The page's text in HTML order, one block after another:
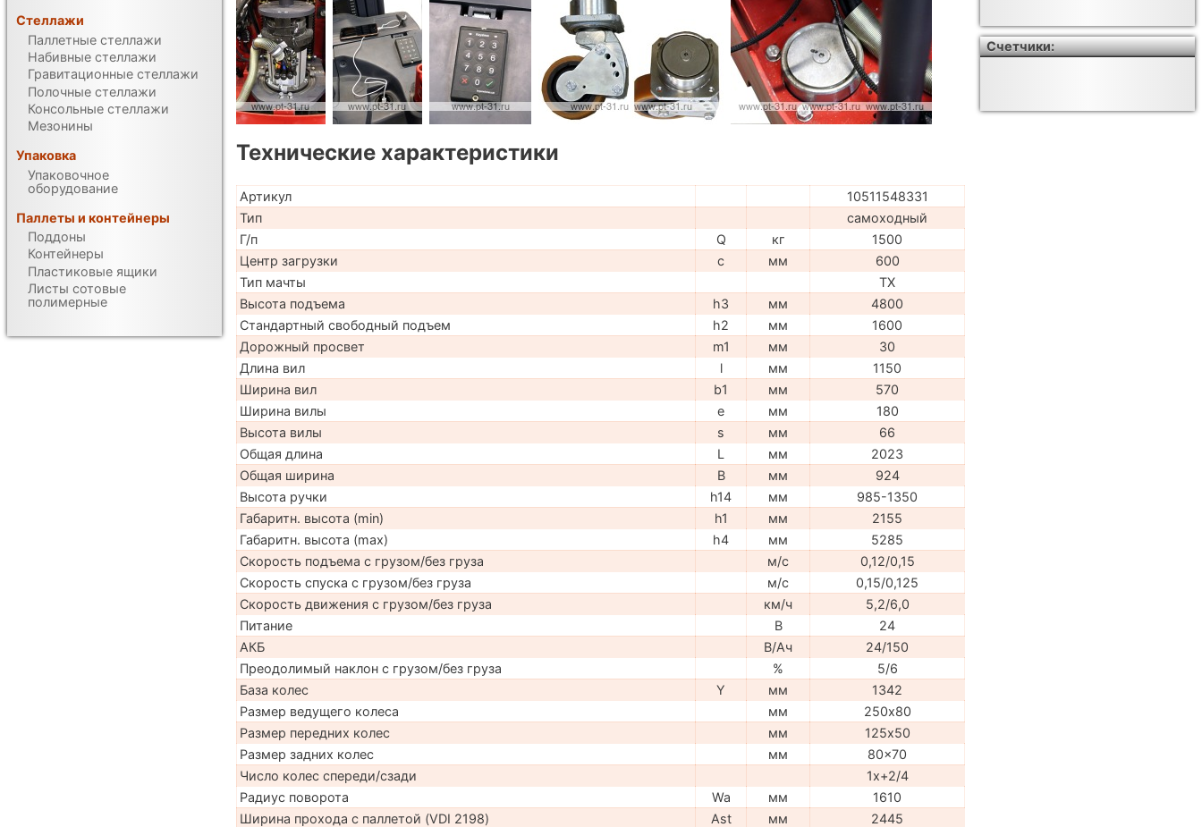
Технические характеристики
Артикул
10511548331
Тип
самоходный
Г/п
Q кг
1500
Центр загрузки
c мм
600
Тип мачты
TX
Высота подъема
h3 мм
4800
Стандартный свободный подъем
h2 мм
1600
Дорожный просвет
m1 мм
30
Длина вил
l мм
1150
Ширина вил
b1 мм
570
Ширина вилы
e мм
180
Высота вилы
s мм
66
Общая длина
L мм
2023
Общая ширина
B мм
924
Высота ручки
h14 мм
985-1350
Габаритн. высота (min)
h1 мм
2155
Габаритн. высота (max)
h4 мм
5285
Скорость подъема с грузом/без груза
м/с
0,12/0,15
Скорость спуска с грузом/без груза
м/с
0,15/0,125
Скорость движения с грузом/без груза
км/ч
5,2/6,0
Питание
В
24
АКБ
В/Ач
24/150
Преодолимый наклон с грузом/без груза
%
5/6
База колес
Y мм
1342
Размер ведущего колеса
мм
250х80
Размер передних колес
мм
125х50
Размер задних колес
мм
80x70
Число колес спереди/сзади
1x+2/4
Радиус поворота
Wa мм
1610
Ширина прохода с паллетой (VDI 2198)
Ast мм
2445
Стеллажи
Паллетные стеллажи
Набивные стеллажи
Гравитационные стеллажи
Полочные стеллажи
Консольные стеллажи
Мезонины
Упаковка
Упаковочное
оборудование
Паллеты и контейнеры
Поддоны
Контейнеры
Пластиковые ящики
Листы сотовые
полимерные
Счетчики: